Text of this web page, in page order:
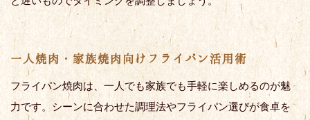
一人焼肉・家族焼肉向けフライパン活用術
フライパン焼肉は、一人でも家族でも手軽に楽しめるのが魅
力です。シーンに合わせた調理法やフライパン選びが食卓を